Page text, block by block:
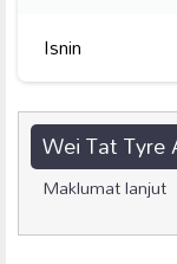
Isnin
Wei Tat Tyre
Maklumat lanjut